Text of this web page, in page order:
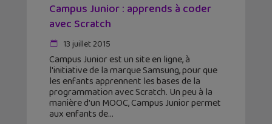
Campus Junior : apprends à coder
avec Scratch
13 juillet 2015
Campus Junior est un site en ligne, à
l'initiative de la marque Samsung, pour que
les enfants apprennent les bases de la
programmation avec Scratch. Un peu à la
manière d'un MOOC, Campus Junior permet
aux enfants de